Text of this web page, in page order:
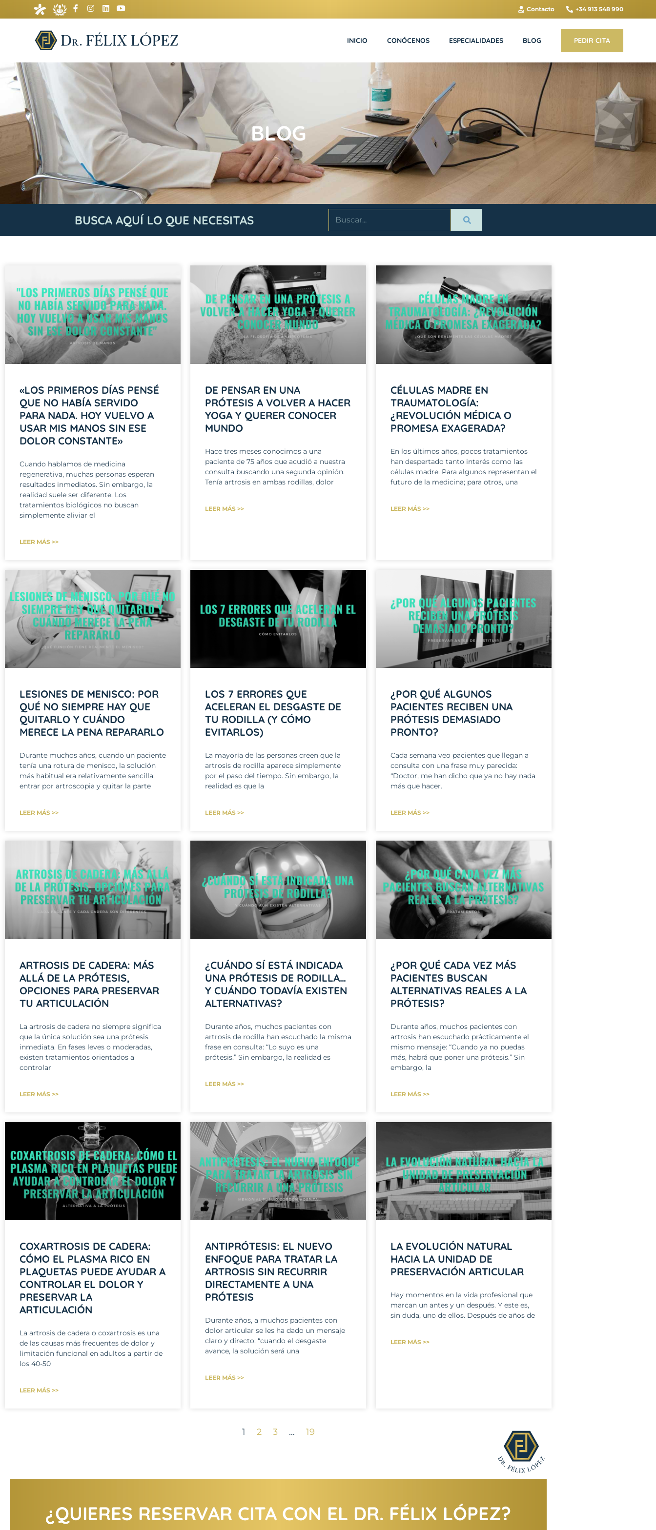
Contacto +34 913 548 990
INICIO CONÓCENOS ESPECIALIDADES BLOG PEDIR CITA
BLOG
BUSCA AQUÍ LO QUE NECESITAS
«LOS PRIMEROS DÍAS PENSÉ
QUE NO HABÍA SERVIDO
PARA NADA. HOY VUELVO A
USAR MIS MANOS SIN ESE
DOLOR CONSTANTE»
Cuando hablamos de medicina
regenerativa, muchas personas esperan
resultados inmediatos. Sin embargo, la
realidad suele ser diferente. Los
tratamientos biológicos no buscan
simplemente aliviar el
LEER MÁS >>
DE PENSAR EN UNA
PRÓTESIS A VOLVER A HACER
YOGA Y QUERER CONOCER
MUNDO
Hace tres meses conocimos a una
paciente de 75 años que acudió a nuestra
consulta buscando una segunda opinión.
Tenía artrosis en ambas rodillas, dolor
LEER MÁS >>
CÉLULAS MADRE EN
TRAUMATOLOGÍA:
¿REVOLUCIÓN MÉDICA O
PROMESA EXAGERADA?
En los últimos años, pocos tratamientos
han despertado tanto interés como las
células madre. Para algunos representan el
futuro de la medicina; para otros, una
LEER MÁS >>
LESIONES DE MENISCO: POR
QUÉ NO SIEMPRE HAY QUE
QUITARLO Y CUÁNDO
MERECE LA PENA REPARARLO
Durante muchos años, cuando un paciente
tenía una rotura de menisco, la solución
más habitual era relativamente sencilla:
entrar por artroscopia y quitar la parte
LEER MÁS >>
LOS 7 ERRORES QUE
ACELERAN EL DESGASTE DE
TU RODILLA (Y CÓMO
EVITARLOS)
La mayoría de las personas creen que la
artrosis de rodilla aparece simplemente
por el paso del tiempo. Sin embargo, la
realidad es que la
LEER MÁS >>
¿POR QUÉ ALGUNOS
PACIENTES RECIBEN UNA
PRÓTESIS DEMASIADO
PRONTO?
Cada semana veo pacientes que llegan a
consulta con una frase muy parecida:
“Doctor, me han dicho que ya no hay nada
más que hacer.
LEER MÁS >>
ARTROSIS DE CADERA: MÁS
ALLÁ DE LA PRÓTESIS,
OPCIONES PARA PRESERVAR
TU ARTICULACIÓN
La artrosis de cadera no siempre significa
que la única solución sea una prótesis
inmediata. En fases leves o moderadas,
existen tratamientos orientados a
controlar
LEER MÁS >>
¿CUÁNDO SÍ ESTÁ INDICADA
UNA PRÓTESIS DE RODILLA…
Y CUÁNDO TODAVÍA EXISTEN
ALTERNATIVAS?
Durante años, muchos pacientes con
artrosis de rodilla han escuchado la misma
frase en consulta: “Lo suyo es una
prótesis.” Sin embargo, la realidad es
LEER MÁS >>
¿POR QUÉ CADA VEZ MÁS
PACIENTES BUSCAN
ALTERNATIVAS REALES A LA
PRÓTESIS?
Durante años, muchos pacientes con
artrosis han escuchado prácticamente el
mismo mensaje: “Cuando ya no puedas
más, habrá que poner una prótesis.” Sin
embargo, la
LEER MÁS >>
COXARTROSIS DE CADERA:
CÓMO EL PLASMA RICO EN
PLAQUETAS PUEDE AYUDAR A
CONTROLAR EL DOLOR Y
PRESERVAR LA
ARTICULACIÓN
La artrosis de cadera o coxartrosis es una
de las causas más frecuentes de dolor y
limitación funcional en adultos a partir de
los 40-50
LEER MÁS >>
ANTIPRÓTESIS: EL NUEVO
ENFOQUE PARA TRATAR LA
ARTROSIS SIN RECURRIR
DIRECTAMENTE A UNA
PRÓTESIS
Durante años, a muchos pacientes con
dolor articular se les ha dado un mensaje
claro y directo: “cuando el desgaste
avance, la solución será una
LEER MÁS >>
LA EVOLUCIÓN NATURAL
HACIA LA UNIDAD DE
PRESERVACIÓN ARTICULAR
Hay momentos en la vida profesional que
marcan un antes y un después. Y este es,
sin duda, uno de ellos. Después de años de
LEER MÁS >>
1 2 3 … 19
¿QUIERES RESERVAR CITA CON EL DR. FÉLIX LÓPEZ?